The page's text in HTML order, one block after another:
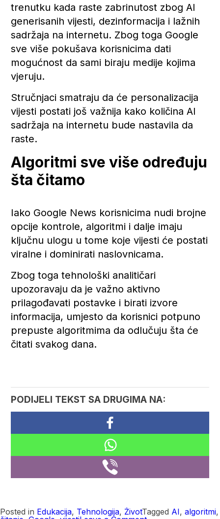
trenutku kada raste zabrinutost zbog AI
generisanih vijesti, dezinformacija i lažnih
sadržaja na internetu. Zbog toga Google
sve više pokušava korisnicima dati
mogućnost da sami biraju medije kojima
vjeruju.
Stručnjaci smatraju da će personalizacija
vijesti postati još važnija kako količina AI
sadržaja na internetu bude nastavila da
raste.
Algoritmi sve više određuju
šta čitamo
Iako Google News korisnicima nudi brojne
opcije kontrole, algoritmi i dalje imaju
ključnu ulogu u tome koje vijesti će postati
viralne i dominirati naslovnicama.
Zbog toga tehnološki analitičari
upozoravaju da je važno aktivno
prilagođavati postavke i birati izvore
informacija, umjesto da korisnici potpuno
prepuste algoritmima da odlučuju šta će
čitati svakog dana.
PODIJELI TEKST SA DRUGIMA NA:
Posted in Edukacija, Tehnologija, ŽivotTagged AI, algoritmi,